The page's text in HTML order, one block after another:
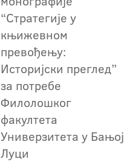
“Стратегије у
књижевном
превођењу:
Историјски преглед”
за потребе
Филолошког
факултета
Универзитета у Бањој
Луци